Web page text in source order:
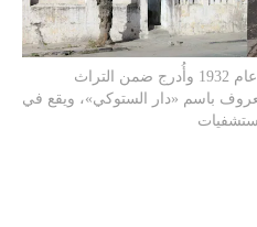
العقار قبل هدمه وبعده، الذي شُيد عام 1932 وأُدرج ضمن التراث
باسم «دار الستوكي»، ويقع في